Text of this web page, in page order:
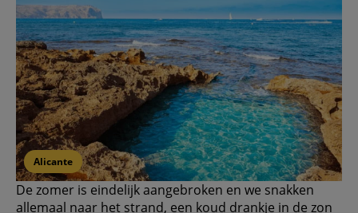
Alicante
De zomer is eindelijk aangebroken en we snakken
allemaal naar het strand, een koud drankje in de zon